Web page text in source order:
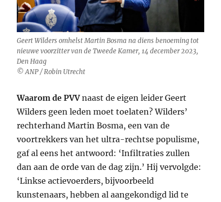
Geert Wilders omhelst Martin Bosma na diens benoeming tot
nieuwe voorzitter van de Tweede Kamer, 14 december 2023,
Den Haag
© ANP / Robin Utrecht
Waarom de PVVnaast de eigen leider Geert
Wilders geen leden moet toelaten? Wilders’
rechterhand Martin Bosma, een van de
voortrekkers van het ultra-rechtse populisme,
gaf al eens het antwoord: ‘Infiltraties zullen
dan aan de orde van de dag zijn.’ Hij vervolgde:
‘Linkse actievoerders, bijvoorbeeld
kunstenaars, hebben al aangekondigd lid te